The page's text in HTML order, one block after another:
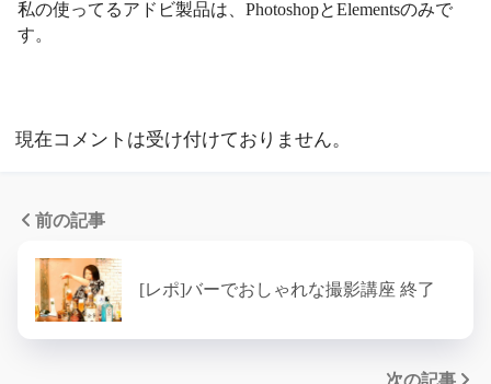
私の使ってるアドビ製品は、PhotoshopとElementsのみで
す。
現在コメントは受け付けておりません。
前の記事
[レポ]バーでおしゃれな撮影講座 終了
次の記事